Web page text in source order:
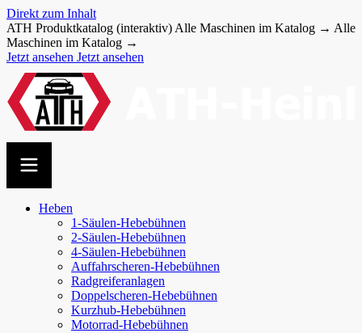
Direkt zum Inhalt
ATH Produktkatalog (interaktiv) Alle Maschinen im Katalog → Alle
Maschinen im Katalog →
Jetzt ansehen Jetzt ansehen
Heben
1-Säulen-Hebebühnen
2-Säulen-Hebebühnen
4-Säulen-Hebebühnen
Auffahr­scheren-​Hebebühnen
Radgreiferanlagen
Doppel­scheren-​Hebebühnen
Kurzhub-Hebebühnen
Motorrad-Hebebühnen